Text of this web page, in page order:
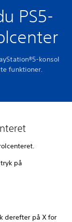
PS5-
konsol
funktioner.
på
derefter på X for